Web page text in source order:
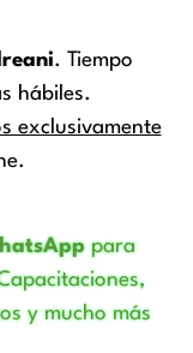
. Tiempo
hábiles.
exclusivamente
para
y mucho más